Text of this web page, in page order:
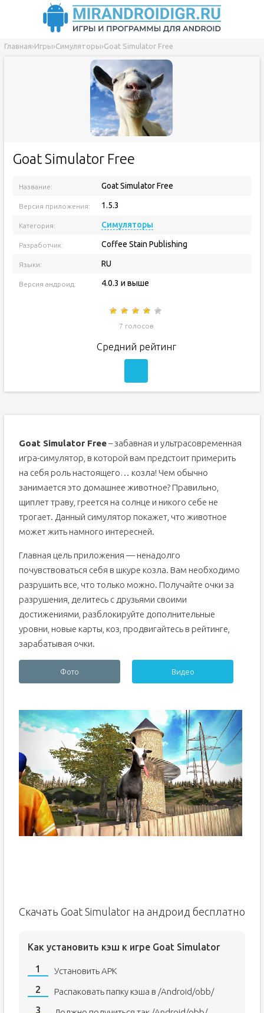
Главная›Игры›Симуляторы›Goat Simulator Free
Goat Simulator Free
Название: Goat Simulator Free
Версия приложения: 1.5.3
Категория: Симуляторы
Разработчик: Coffee Stain Publishing
Языки: RU
Версия андроид: 4.0.3 и выше
7 голосов
Средний рейтинг
Goat Simulator Free– забавная и ультрасовременная
игра-симулятор, в которой вам предстоит примерить
на себя роль настоящего… козла! Чем обычно
занимается это домашнее животное? Правильно,
щиплет траву, греется на солнце и никого себе не
трогает. Данный симулятор покажет, что животное
может жить намного интересней.
Главная цель приложения — ненадолго
почувствоваться себя в шкуре козла. Вам необходимо
разрушить все, что только можно. Получайте очки за
разрушения, делитесь с друзьями своими
достижениями, разблокируйте дополнительные
уровни, новые карты, коз, продвигайтесь в рейтинге,
зарабатывая очки.
Фото Видео
Скачать Goat Simulator на андроид бесплатно
Как установить кэш к игре Goat Simulator
Установить APK
Распаковать папку кэша в /Android/obb/